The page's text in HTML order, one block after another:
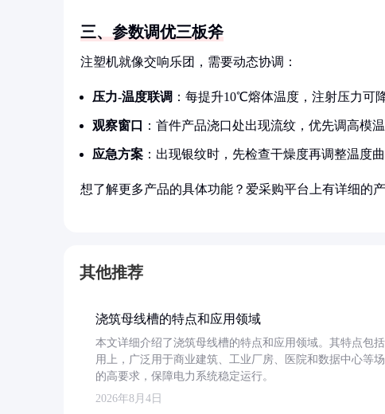
三、参数调优三板斧
注塑机就像交响乐团，需要动态协调：
压力-温度联调 ：每提升10℃熔体温度，注射压力可
观察窗口 ：首件产品浇口处出现流纹，优先调高模
应急方案 ：出现银纹时，先检查干燥度再调整温度
想了解更多产品的具体功能？爱采购平台上有详细的
其他推荐
浇筑母线槽的特点和应用领域
本文详细介绍了浇筑母线槽的特点和应用领域。其特点包
用上，广泛用于商业建筑、工业厂房、医院和数据中心等
的高要求，保障电力系统稳定运行。
2026年8月4日